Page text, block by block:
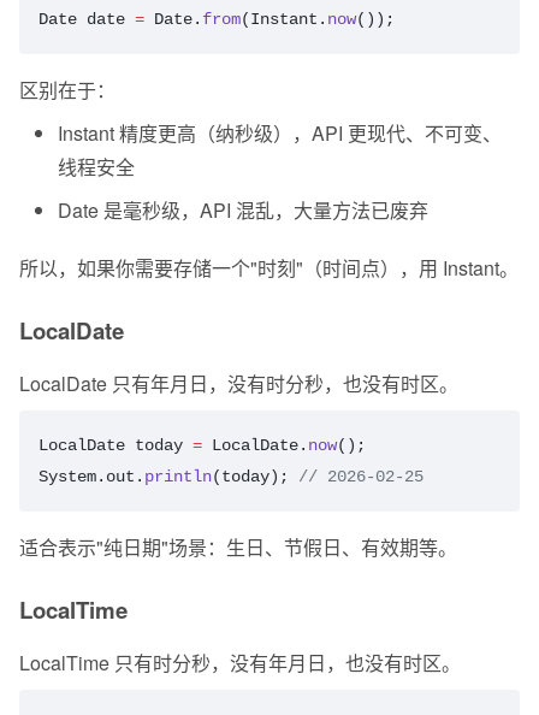
Date date = Date. from(Instant. now());
区别在于：
Instant 精度更高（纳秒级），API 更现代、不可变、
线程安全
Date 是毫秒级，API 混乱，大量方法已废弃
所以，如果你需要存储一个"时刻"（时间点），用 Instant。
LocalDate
LocalDate 只有年月日，没有时分秒，也没有时区。
LocalDate today = LocalDate. now();
System.out. println(today); // 2026-02-25
适合表示"纯日期"场景：生日、节假日、有效期等。
LocalTime
LocalTime 只有时分秒，没有年月日，也没有时区。